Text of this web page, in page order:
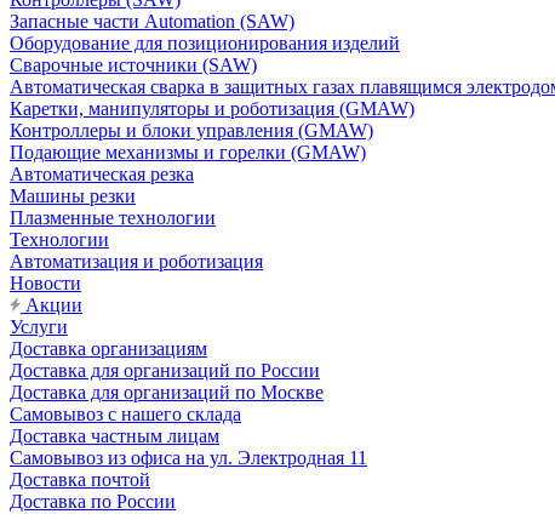
Запасные части Automation (SAW)
Оборудование для позиционирования изделий
Сварочные источники (SAW)
Автоматическая сварка в защитных газах плавящимся
Каретки, манипуляторы и роботизация (GMAW)
Контроллеры и блоки управления (GMAW)
Подающие механизмы и горелки (GMAW)
Автоматическая резка
Машины резки
Плазменные технологии
Технологии
Автоматизация и роботизация
Новости
Акции
Услуги
Доставка организациям
Доставка для организаций по России
Доставка для организаций по Москве
Самовывоз с нашего склада
Доставка частным лицам
Самовывоз из офиса на ул. Электродная 11
Доставка почтой
Доставка по России